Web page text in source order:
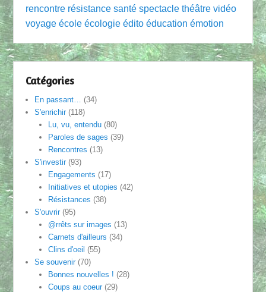
rencontre résistance santé spectacle théâtre vidéo
voyage école écologie édito éducation émotion
Catégories
En passant…
(34)
S'enrichir(118)
Lu, vu, entendu(80)
Paroles de sages (39)
Rencontres (13)
S'investir(93)
Engagements (17)
Initiatives et utopies (42)
Résistances (38)
S'ouvrir(95)
@rrêts sur images (13)
Carnets d'ailleurs (34)
Clins d'oeil (55)
Se souvenir(70)
Bonnes nouvelles ! (28)
Coups au coeur(29)